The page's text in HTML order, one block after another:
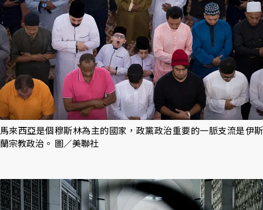
馬來西亞是個穆斯林為主的國家，政黨政治重要的一脈支流是伊斯
蘭宗教政治。 圖／美聯社